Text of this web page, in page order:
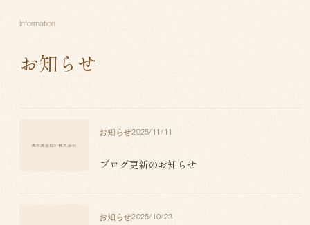
Information
お知らせ
お知らせ2025/11/11
ブログ更新のお知らせ
お知らせ2025/10/23